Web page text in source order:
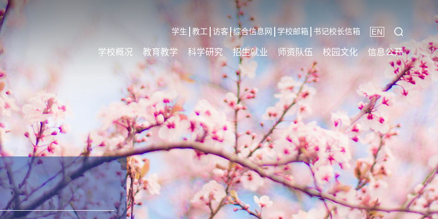
学生 教工 访客 综合信息网 学校邮箱 书记校长信箱 EN
学校概况 教育教学 科学研究 招生就业 师资队伍 校园文化 信息公开